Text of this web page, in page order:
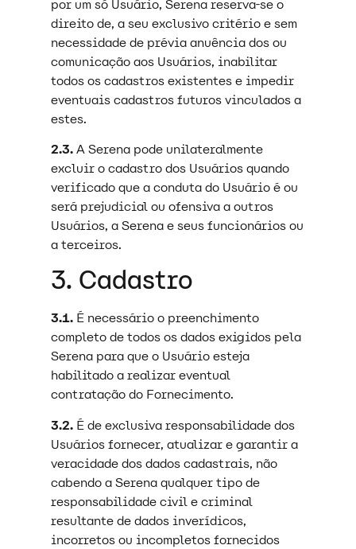
por um só Usuário, Serena reserva-se o
direito de, a seu exclusivo critério e sem
necessidade de prévia anuência dos ou
comunicação aos Usuários, inabilitar
todos os cadastros existentes e impedir
eventuais cadastros futuros vinculados a
estes.
2.3.A Serena pode unilateralmente
excluir o cadastro dos Usuários quando
verificado que a conduta do Usuário é ou
será prejudicial ou ofensiva a outros
Usuários, a Serena e seus funcionários ou
a terceiros.
3. Cadastro
3.1. É necessário o preenchimento
completo de todos os dados exigidos pela
Serena para que o Usuário esteja
habilitado a realizar eventual
contratação do Fornecimento.
3.2. É de exclusiva responsabilidade dos
Usuários fornecer, atualizar e garantir a
veracidade dos dados cadastrais, não
cabendo a Serena qualquer tipo de
responsabilidade civil e criminal
resultante de dados inverídicos,
incorretos ou incompletos fornecidos